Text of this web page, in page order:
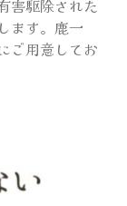
害駆除された
ます。鹿一
ご用意してお